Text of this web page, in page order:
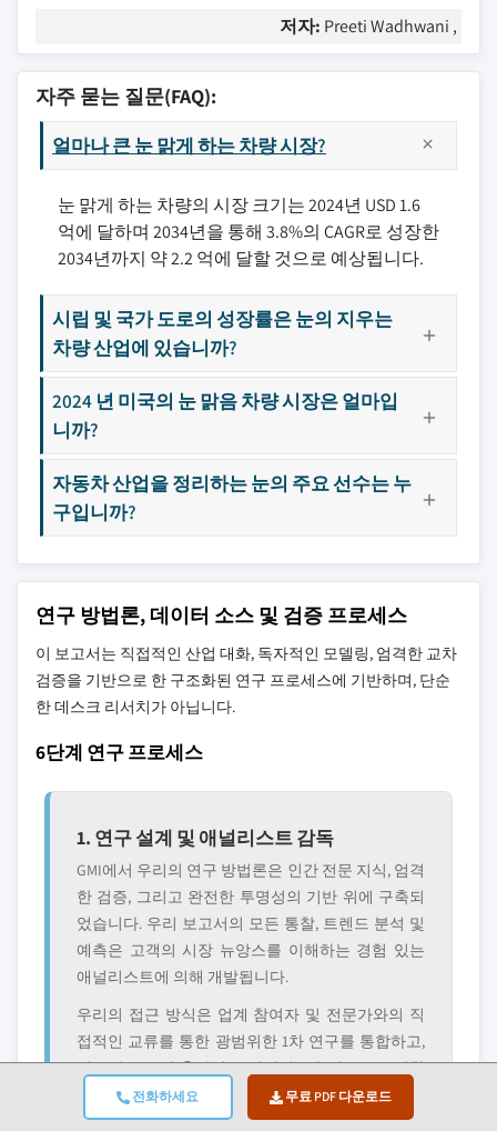
전화하세요 무료 PDF 다운로드
저자: Preeti Wadhwani ,
자주 묻는 질문(FAQ):
얼마나 큰 눈 맑게 하는 차량 시장?
눈 맑게 하는 차량의 시장 크기는 2024년 USD 1.6
억에 달하며 2034년을 통해 3.8%의 CAGR로 성장한
2034년까지 약 2.2 억에 달할 것으로 예상됩니다.
시립 및 국가 도로의 성장률은 눈의 지우는
차량 산업에 있습니까?
2024 년 미국의 눈 맑음 차량 시장은 얼마입
니까?
자동차 산업을 정리하는 눈의 주요 선수는 누
구입니까?
연구 방법론, 데이터 소스 및 검증 프로세스
이 보고서는 직접적인 산업 대화, 독자적인 모델링, 엄격한 교차
검증을 기반으로 한 구조화된 연구 프로세스에 기반하며, 단순
한 데스크 리서치가 아닙니다.
6단계 연구 프로세스
1. 연구 설계 및 애널리스트 감독
GMI에서 우리의 연구 방법론은 인간 전문 지식, 엄격
한 검증, 그리고 완전한 투명성의 기반 위에 구축되
었습니다. 우리 보고서의 모든 통찰, 트렌드 분석 및
예측은 고객의 시장 뉴앙스를 이해하는 경험 있는
애널리스트에 의해 개발됩니다.
우리의 접근 방식은 업계 참여자 및 전문가와의 직
접적인 교류를 통한 광범위한 1차 연구를 통합하고,
검증된 글로볌 출처의 포괄적인 2차 연구로 보완합
니다. 원본 데이터 소스에서 최종 인사이트까지 완
전한 추적성을 유지하면서 신뢰할 수 있는 예측을